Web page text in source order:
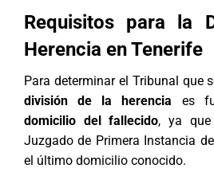
Requisitos para la
Herencia en Tenerife
Para determinar el Tribunal que
división de la herencia es
domicilio del fallecido, ya que
Juzgado de Primera Instancia
el último domicilio conocido.